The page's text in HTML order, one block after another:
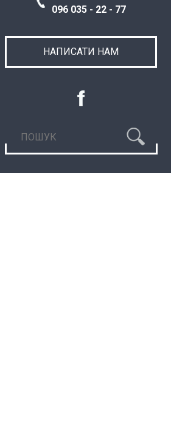
096 035 - 22 - 77
НАПИСАТИ НАМ